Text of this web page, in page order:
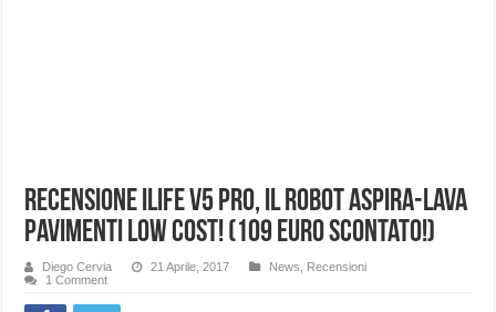
Recensione iLife V5 PRO, il robot aspira-lava
pavimenti low cost! (109 euro scontato!)
Diego Cervia 21 Aprile, 2017 News
Recensioni
1 Comment